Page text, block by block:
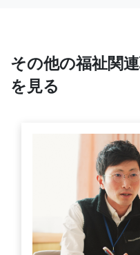
その他の福祉関
を見る